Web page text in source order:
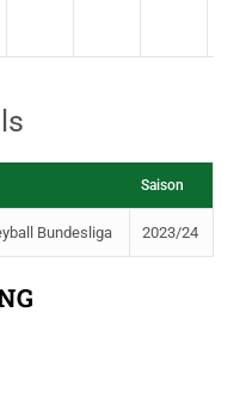
Saison
Bundesliga 2023/24